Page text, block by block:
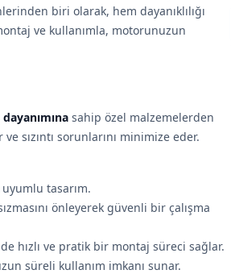
biri olarak, hem dayanıklılığı
ve kullanımla, motorunuzun
sahip özel malzemelerden
sızıntı sorunlarını minimize eder.
tasarım.
önleyerek güvenli bir çalışma
hızlı ve pratik bir montaj süreci sağlar.
süreli kullanım imkanı sunar.